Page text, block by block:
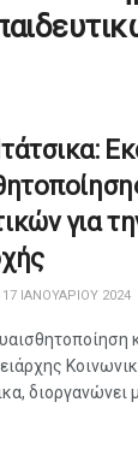
για
17 ΙΑΝΟΥΑΡΊΟΥ 2024
διοργανώνει